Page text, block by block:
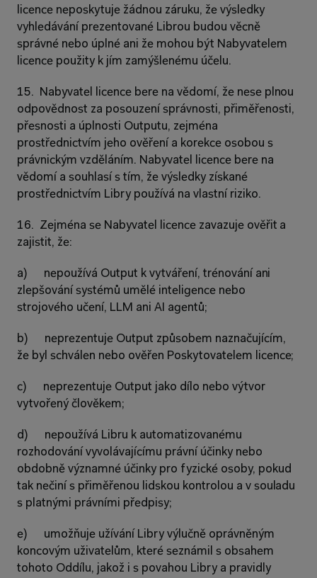
licence neposkytuje žádnou záruku, že výsledky
vyhledávání prezentované Librou budou věcně
správné nebo úplné ani že mohou být Nabyvatelem
licence použity k jím zamýšlenému účelu.
15.  Nabyvatel licence bere na vědomí, že nese plnou
odpovědnost za posouzení správnosti, přiměřenosti,
přesnosti a úplnosti Outputu, zejména
prostřednictvím jeho ověření a korekce osobou s
právnickým vzděláním. Nabyvatel licence bere na
vědomí a souhlasí s tím, že výsledky získané
prostřednictvím Libry používá na vlastní riziko.
16.  Zejména se Nabyvatel licence zavazuje ověřit a
zajistit, že:
a)      nepoužívá Output k vytváření, trénování ani
zlepšování systémů umělé inteligence nebo
strojového učení, LLM ani AI agentů;
b)      neprezentuje Output způsobem naznačujícím,
že byl schválen nebo ověřen Poskytovatelem licence;
c)      neprezentuje Output jako dílo nebo výtvor
vytvořený člověkem;
d)      nepoužívá Libru k automatizovanému
rozhodování vyvolávajícímu právní účinky nebo
obdobně významné účinky pro fyzické osoby, pokud
tak nečiní s přiměřenou lidskou kontrolou a v souladu
s platnými právními předpisy;
e)      umožňuje užívání Libry výlučně oprávněným
koncovým uživatelům, které seznámil s obsahem
tohoto Oddílu, jakož i s povahou Libry a pravidly